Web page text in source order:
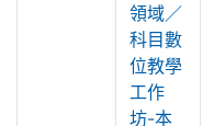
領域／
科目數
位教學
工作
坊-本